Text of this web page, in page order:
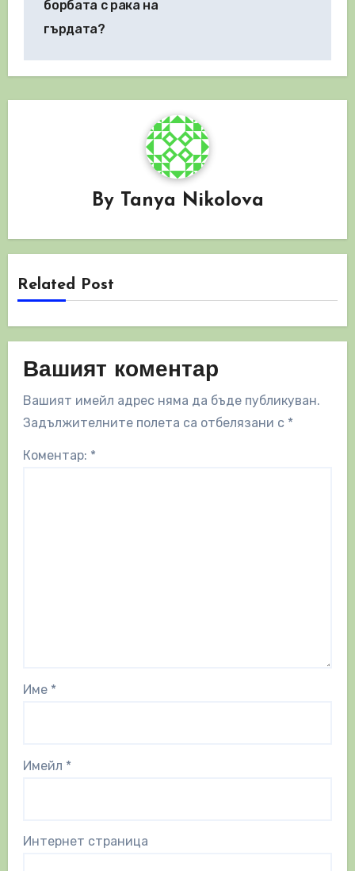
борбата с рака на
гърдата?
By Tanya Nikolova
Related Post
Вашият коментар
Вашият имейл адрес няма да бъде публикуван.
Задължителните полета са отбелязани с *
Коментар: *
Име *
Имейл *
Интернет страница